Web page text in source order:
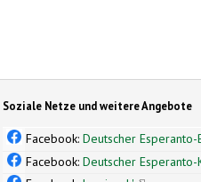
Soziale Netze und weitere Angebote
Facebook:Deutscher Esperanto-
Facebook:Deutscher Esperanto-